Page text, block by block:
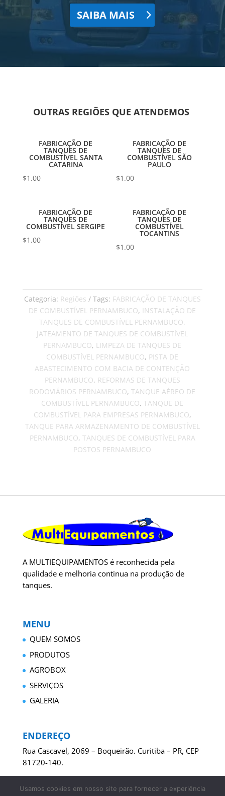
SAIBA MAIS
OUTRAS REGIÕES QUE ATENDEMOS
FABRICAÇÃO DE
TANQUES DE
COMBUSTÍVEL SANTA
CATARINA
$1.00
FABRICAÇÃO DE
TANQUES DE
COMBUSTÍVEL SÃO
PAULO
$1.00
FABRICAÇÃO DE
TANQUES DE
COMBUSTÍVEL SERGIPE
$1.00
FABRICAÇÃO DE
TANQUES DE
COMBUSTÍVEL
TOCANTINS
$1.00
Categoria: Regiões Tags: FABRICAÇÃO DE TANQUES
DE COMBUSTÍVEL PERNAMBUCO, INSTALAÇÃO DE
TANQUES DE COMBUSTÍVEL PERNAMBUCO,
JATEAMENTO DE TANQUES DE COMBUSTÍVEL
PERNAMBUCO, LIMPEZA DE TANQUES DE
COMBUSTÍVEL PERNAMBUCO, PISTA DE
ABASTECIMENTO COM BACIA DE CONTENÇÃO
PERNAMBUCO, REFORMAS DE TANQUES
RODOVIÁRIOS PERNAMBUCO,TANQUE AÉREO DE
COMBUSTÍVEL PERNAMBUCO,TANQUE DE
COMBUSTÍVEL PARA EMPRESAS PERNAMBUCO,
TANQUE PARA ARMAZENAMENTO DE COMBUSTÍVEL
PERNAMBUCO, TANQUES DE COMBUSTÍVEL PARA
POSTOS PERNAMBUCO
A MULTIEQUIPAMENTOS é reconhecida pela
qualidade e melhoria continua na produção de
tanques.
MENU
QUEM SOMOS
PRODUTOS
AGROBOX
SERVIÇOS
GALERIA
ENDEREÇO
Rua Cascavel, 2069 – Boqueirão. Curitiba – PR, CEP
81720-140.
Usamos cookies em nosso site para fornecer a experiência